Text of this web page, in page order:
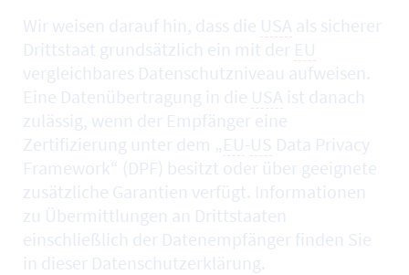
Wir weisen darauf hin, dass die USA als sicherer
Drittstaat grundsätzlich ein mit der EU
vergleichbares Datenschutzniveau aufweisen.
Eine Datenübertragung in die USA ist danach
zulässig, wenn der Empfänger eine
Zertifizierung unter dem „EU-US Data Privacy
Framework“ (DPF) besitzt oder über geeignete
zusätzliche Garantien verfügt. Informationen
zu Übermittlungen an Drittstaaten
einschließlich der Datenempfänger finden Sie
in dieser Datenschutzerklärung.